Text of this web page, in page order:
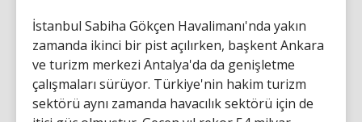
İstanbul Sabiha Gökçen Havalimanı'nda yakın
zamanda ikinci bir pist açılırken, başkent Ankara
ve turizm merkezi Antalya'da da genişletme
çalışmaları sürüyor. Türkiye'nin hakim turizm
sektörü aynı zamanda havacılık sektörü için de